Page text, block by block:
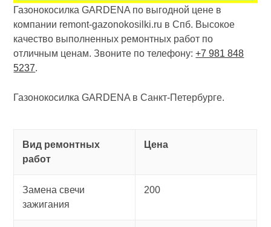
Газонокосилка GARDENA по выгодной цене в
компании remont-gazonokosilki.ru в Спб. Высокое
качество выполненных ремонтных работ по
отличным ценам. Звоните по телефону:+7 981 848
5237.
Газонокосилка GARDENA в Санкт-Петербурге.
Вид ремонтных
работ
Цена
Замена свечи
зажигания
200